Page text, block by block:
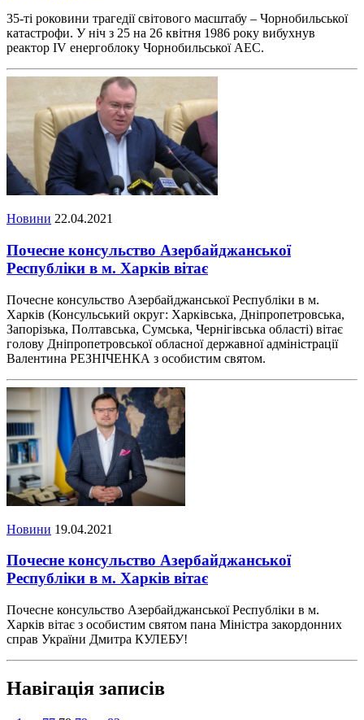
35-ті роковини трагедії світового масштабу – Чорнобильської
катастрофи. У ніч з 25 на 26 квітня 1986 року вибухнув
реактор ІV енергоблоку Чорнобильської АЕС.
Новини 22.04.2021
Почесне консульство Азербайджанської
Республіки в м. Харків вітає
Почесне консульство Азербайджанської Республіки в м.
Харків (Консульський округ: Харківська, Дніпропетровська,
Запорізька, Полтавська, Сумська, Чернігівська області) вітає
голову Дніпропетровської обласної державної адміністрації
Валентина РЕЗНІЧЕНКА з особистим святом.
Новини 19.04.2021
Почесне консульство Азербайджанської
Республіки в м. Харків вітає
Почесне консульство Азербайджанської Республіки в м.
Харків вітає з особистим святом пана Міністра закордонних
справ України Дмитра КУЛЕБУ!
Навігація записів